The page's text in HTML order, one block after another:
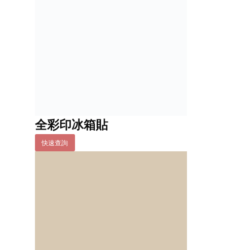
全彩印冰箱貼
快速查詢